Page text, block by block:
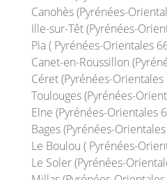
Canohès (Pyrénées-
Ille-sur-Têt (Pyrénées-
Pia ( Pyrénées-Orientales
Canet-en-Roussillon
Céret (Pyrénées-Orientales
Toulouges (Pyrénées-
Elne (Pyrénées-Orientales
Bages (Pyrénées-
Le Boulou ( Pyrénées-
Le Soler (Pyrénées-